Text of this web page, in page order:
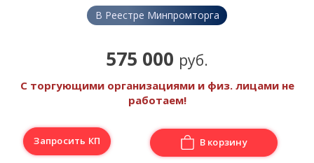
В Реестре Минпромторга
575 000 руб.
С торгующими организациями и физ. лицами не
работаем!
Запросить КП В корзину